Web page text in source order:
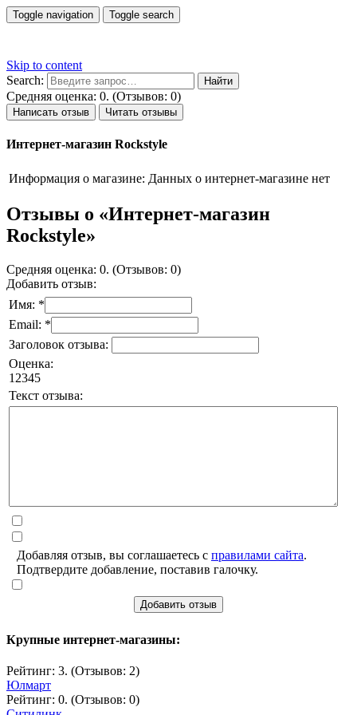
Toggle navigation Toggle search
Skip to content
Search:
Средняя оценка: 0. (Отзывов: 0)
Написать отзыв Читать отзывы
Интернет-магазин Rockstyle
Информация о магазине: Данных о интернет-магазине нет
Отзывы о «Интернет-магазин
Rockstyle»
Средняя оценка: 0. (Отзывов: 0)
Добавить отзыв:
Имя: *
Email: *
Заголовок отзыва:
Оценка:
1 2345
Текст отзыва:
Добавляя отзыв, вы соглашаетесь с правилами сайта.
Подтвердите добавление, поставив галочку.
Добавить отзыв
Крупные интернет-магазины:
Рейтинг: 3. (Отзывов: 2)
Юлмарт
Рейтинг: 0. (Отзывов: 0)